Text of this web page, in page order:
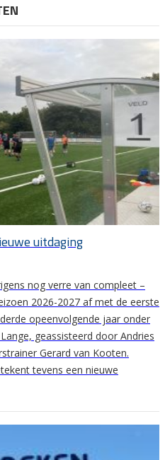
uitdaging
nog verre van compleet –
2026-2027 af met de eerste
opeenvolgende jaar onder
geassisteerd door Andries
Gerard van Kooten.
tevens een nieuwe